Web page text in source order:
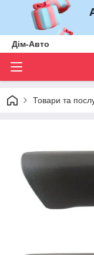
Дім-Авто
Товари та